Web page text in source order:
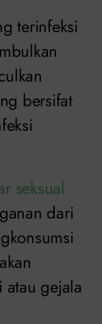
terinfeksi
bersifat
seksual
dari
gejala